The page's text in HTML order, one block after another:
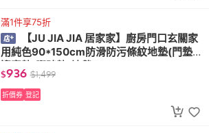
滿1件享75折
【JU JIA JIA 居家家】廚房門口玄關家
用純色90*150cm防滑防污條紋地墊(門墊/
$936 $1,499
折價券 登記